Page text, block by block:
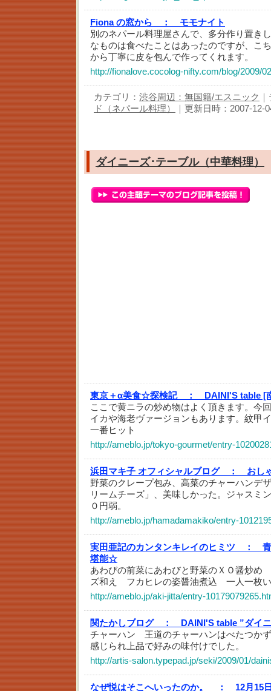
Fiona の窓から ：
モモナイト
別のネパール料理屋さんで、多分作り置き
なものは食べたことはあったのですが、こ
から丁寧に皮を包んで作ってくれます。
http://fionalove.cocolog-nifty.com/blog/2009/
カテゴリ： 渋谷周辺：無国籍/エスニック
ド（ネパール料理）
｜更新日時：2007-12-
ダイニーズ･テーブル（中華料理）
東京＋α美食☆探検記 ：
DAINI'S table [
ここで黄ニラの炒め物はよく頂きます。今
イカや海老ヴァージョンもあります。紋甲
一番ヒット
http://ameblo.jp/tokyo-gourmet/entry-
浜田マキ子 オフィシャルブログ ：
おし
野菜のクレープ包み、高菜のチャーハンデ
リームチーズ」、美味しかった。ジャスミ
０円弱。
http://ameblo.jp/hamadamakiko/entry-
実田亜記のカンタンキレイのヒミツ ：
堪能☆
あわびの前菜にあわびと野菜のＸＯ醤炒め
ズ和え フカヒレの姿醤油煮込 一人一枚
http://ameblo.jp/aki-jitta/entry-
関たかしブログ ：
DAINI'S table ”ダイ
チャーハン 王道のチャーハンはべたつか
感じられ上品で好みの味付けでした。
http://artis-salon.typepad.jp/seki/2009/01/
なぜ悦はそこへいったのか。 ：
12月15